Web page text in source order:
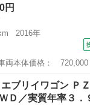
円
2016年
エブリイワゴン ■ グ
ライドドア 純正フ
イ
ブリイワゴン Ｐ
Ｄ／実質年率３．